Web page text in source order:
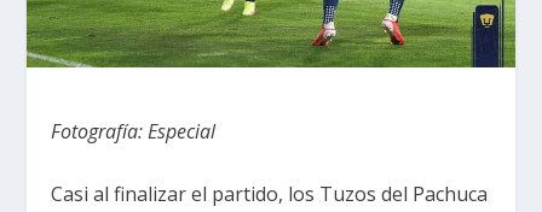
Fotografía: Especial
Casi al finalizar el partido, los Tuzos del Pachuca